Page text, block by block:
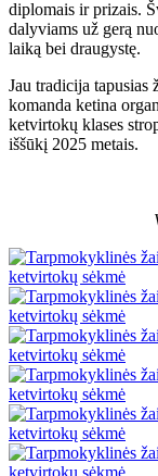
diplomais ir prizais.
dalyviams už gerą
laiką bei draugystę.
Jau tradicija tapusias
komanda ketina
ketvirtokų klases
iššūkį 2025 metais.